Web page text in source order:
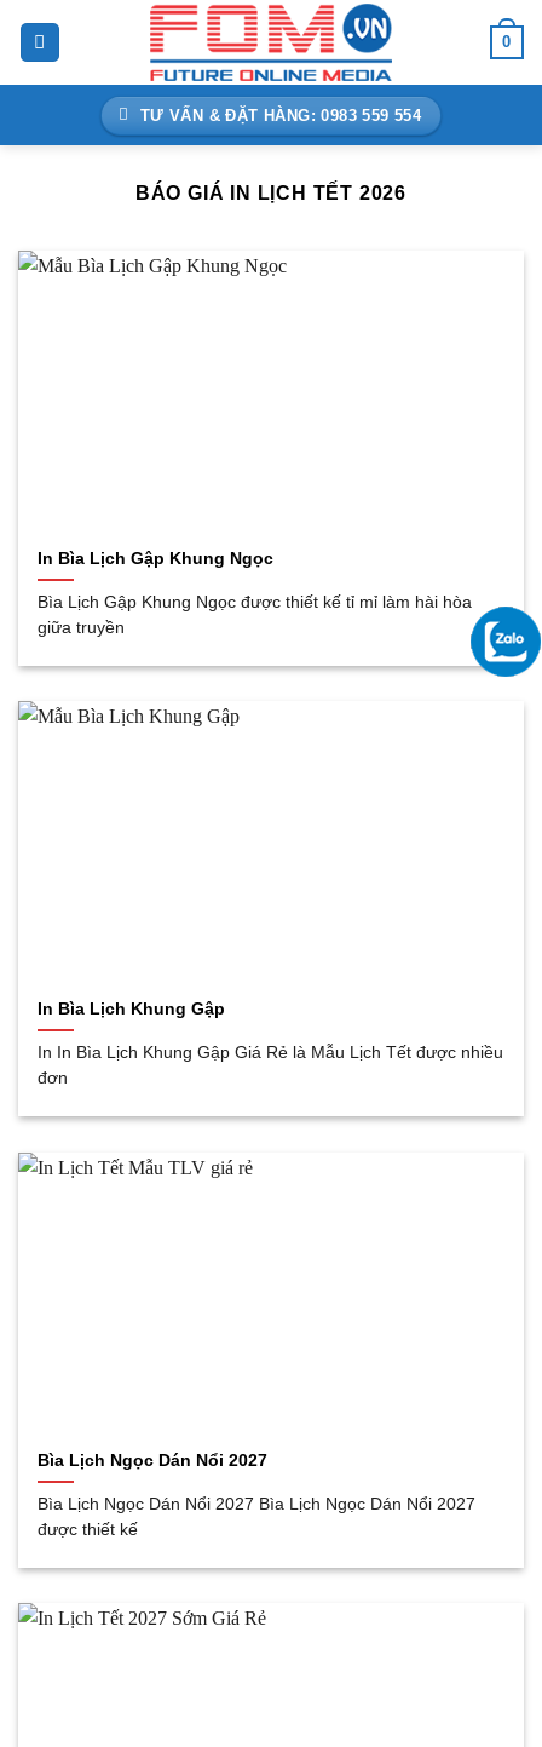
0
TƯ VẤN & ĐẶT HÀNG: 0983 559 554
BÁO GIÁ IN LỊCH TẾT 2026
In Bìa Lịch Gập Khung Ngọc
Bìa Lịch Gập Khung Ngọc được thiết kế tỉ mỉ làm hài hòa
giữa truyền
In Bìa Lịch Khung Gập
In In Bìa Lịch Khung Gập Giá Rẻ là Mẫu Lịch Tết được nhiều
đơn
Bìa Lịch Ngọc Dán Nổi 2027
Bìa Lịch Ngọc Dán Nổi 2027 Bìa Lịch Ngọc Dán Nổi 2027
được thiết kế